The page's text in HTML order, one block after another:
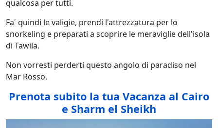
qualcosa per tutti.
Fa' quindi le valigie, prendi l'attrezzatura per lo
snorkeling e preparati a scoprire le meraviglie dell'isola
di Tawila.
Non vorresti perderti questo angolo di paradiso nel
Mar Rosso.
Prenota subito la tua Vacanza al Cairo
e Sharm el Sheikh